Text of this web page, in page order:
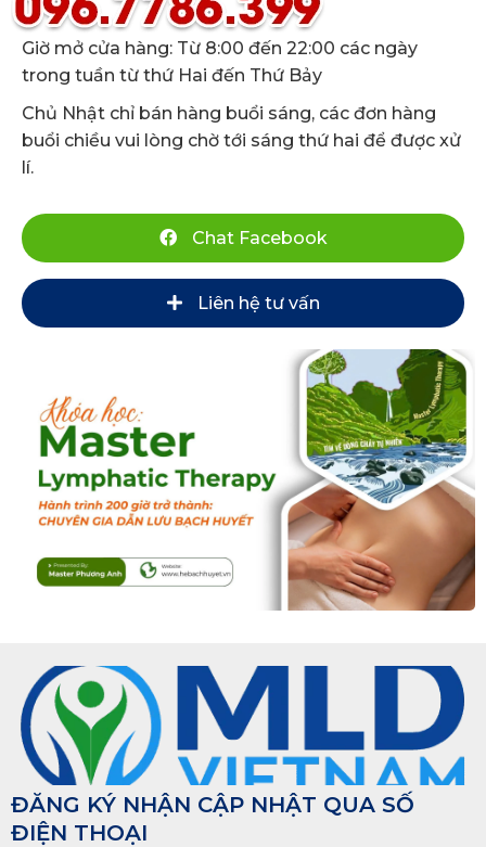
Giờ mở cửa hàng: Từ 8:00 đến 22:00 các ngày
trong tuần từ thứ Hai đến Thứ Bảy
Chủ Nhật chỉ bán hàng buổi sáng, các đơn hàng
buổi chiều vui lòng chờ tới sáng thứ hai để được xử
lí.
Chat Facebook
Liên hệ tư vấn
ĐĂNG KÝ NHẬN CẬP NHẬT QUA SỐ
ĐIỆN THOẠI